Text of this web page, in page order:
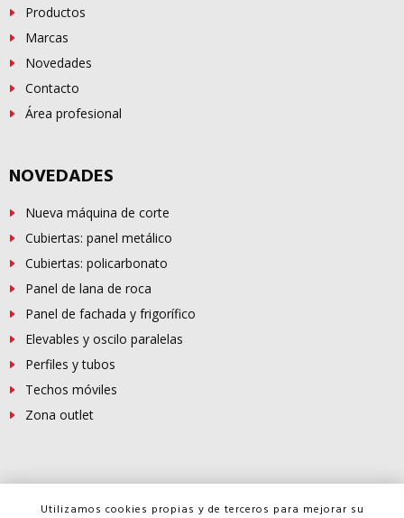
Productos
Marcas
Novedades
Contacto
Área profesional
NOVEDADES
Nueva máquina de corte
Cubiertas: panel metálico
Cubiertas: policarbonato
Panel de lana de roca
Panel de fachada y frigorífico
Elevables y oscilo paralelas
Perfiles y tubos
Techos móviles
Zona outlet
© Copyright - FERROSUR2026
Utilizamos cookies propias y de terceros para mejorar su